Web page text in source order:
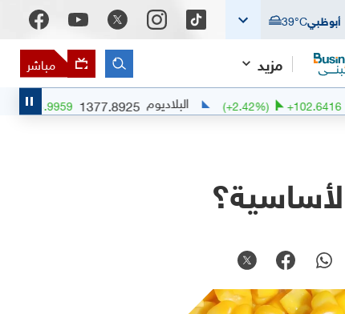
أبوظبي 39°C
مزيد مباشر
(+2.42%) البلاديوم 1377.8925
+6.9959
( 0.51%)